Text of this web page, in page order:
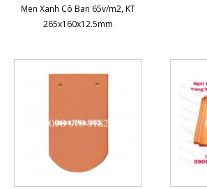
Men Xanh Cô Ban 65v/m2, KT
265x160x12.5mm